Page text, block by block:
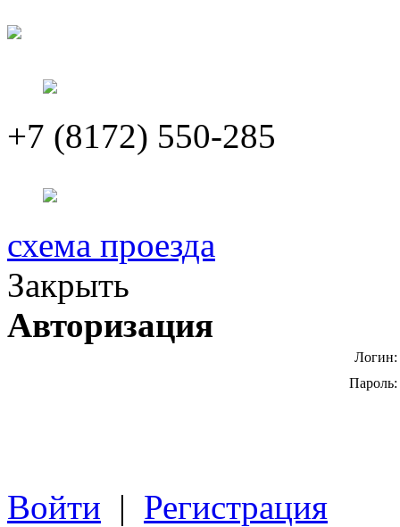
+7 (8172) 550-285
схема проезда
Закрыть
Авторизация
Логин:
Пароль:
Войти | Регистрация